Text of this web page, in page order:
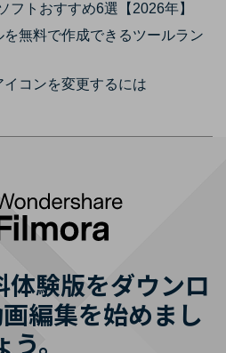
フトおすすめ6選【2026年】
無料で作成できるツールラン
コンを変更するには
験版をダウンロ
編集を始めまし
う。